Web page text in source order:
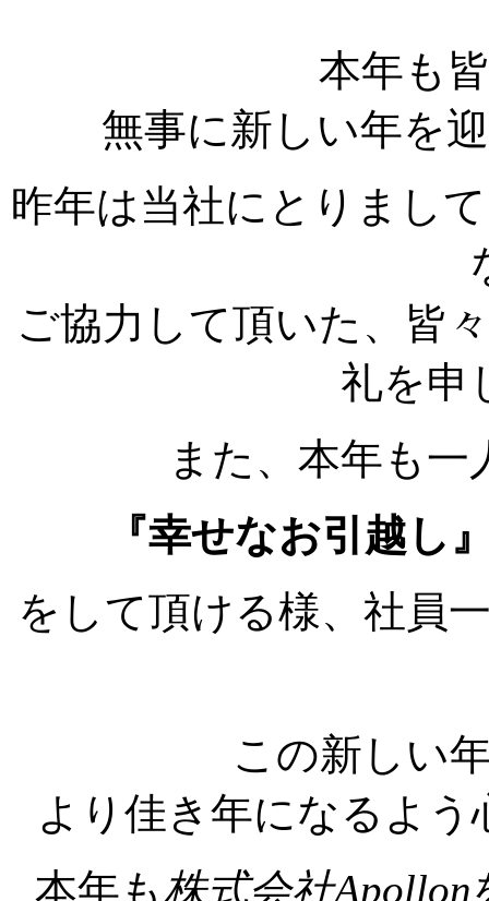
本年も
無事に新しい年を
昨年は当社にとりまし
ご協力して頂いた、皆
礼を申
また、本年も
『幸せなお引越し
をして頂ける様、社員
この新しい
より佳き年になるよ
本年も株式会社Apollon